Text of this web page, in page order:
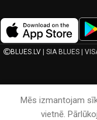
BLUES.LV| SIA BLUES |
Mēs izmantojam
vietnē.